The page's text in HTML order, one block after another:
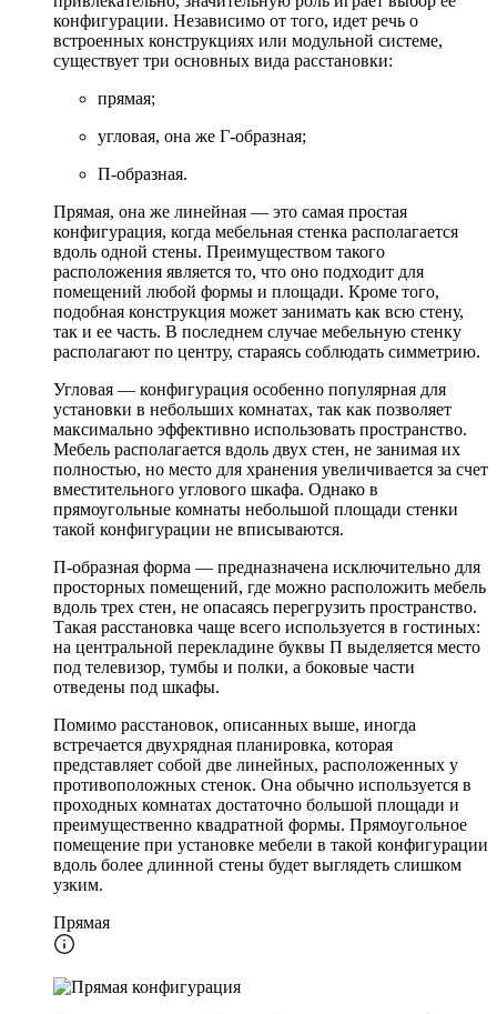
конфигурации. Независимо от того, идет речь о
встроенных конструкциях или модульной системе,
существует три основных вида расстановки:
прямая;
угловая, она же Г-образная;
П-образная.
Прямая, она же линейная — это самая простая
конфигурация, когда мебельная стенка располагается
вдоль одной стены. Преимуществом такого
расположения является то, что оно подходит для
помещений любой формы и площади. Кроме того,
подобная конструкция может занимать как всю стену,
так и ее часть. В последнем случае мебельную стенку
располагают по центру, стараясь соблюдать симметрию.
Угловая — конфигурация особенно популярная для
установки в небольших комнатах, так как позволяет
максимально эффективно использовать пространство.
Мебель располагается вдоль двух стен, не занимая их
полностью, но место для хранения увеличивается за счет
вместительного углового шкафа. Однако в
прямоугольные комнаты небольшой площади стенки
такой конфигурации не вписываются.
П-образная форма — предназначена исключительно для
просторных помещений, где можно расположить мебель
вдоль трех стен, не опасаясь перегрузить пространство.
Такая расстановка чаще всего используется в гостиных:
на центральной перекладине буквы П выделяется место
под телевизор, тумбы и полки, а боковые части
отведены под шкафы.
Помимо расстановок, описанных выше, иногда
встречается двухрядная планировка, которая
представляет собой две линейных, расположенных у
противоположных стенок. Она обычно используется в
проходных комнатах достаточно большой площади и
преимущественно квадратной формы. Прямоугольное
помещение при установке мебели в такой конфигурации
вдоль более длинной стены будет выглядеть слишком
узким.
Прямая